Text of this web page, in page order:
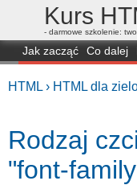
Kurs
- darmowe szkolenie:
Jak zacząć Co dalej
HTML › HTML dla
Rodzaj
"font-